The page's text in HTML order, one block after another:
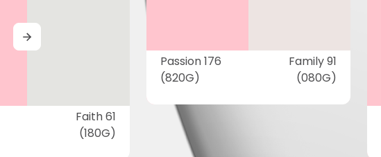
Faith 61
(180G)
MORE
Passion 176
(820G)
Family 91
(080G)